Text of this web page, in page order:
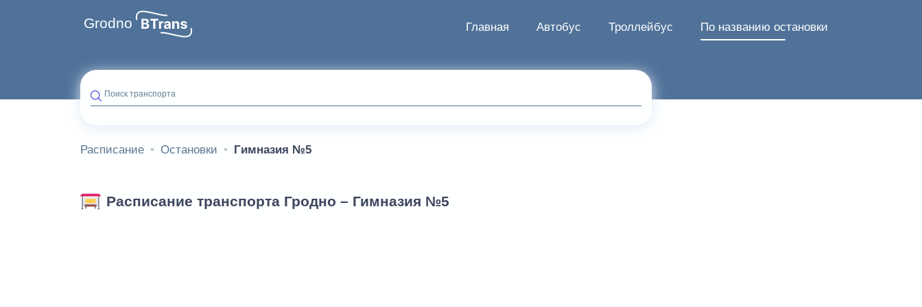
Grodno Главная Автобус Троллейбус По названию остановки
Поиск транспорта
Расписание Остановки Гимназия №5
Расписание транспорта Гродно – Гимназия №5